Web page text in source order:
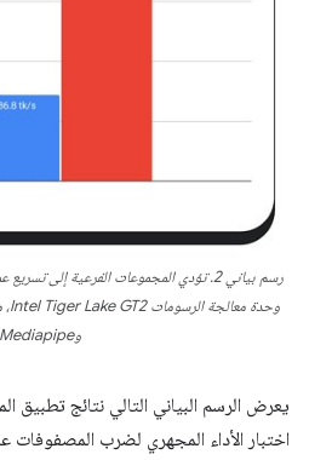
وMediapipe.
يعرض الرسم البياني التالي نتائج تطبيق
اختبار الأداء المجهري لضرب